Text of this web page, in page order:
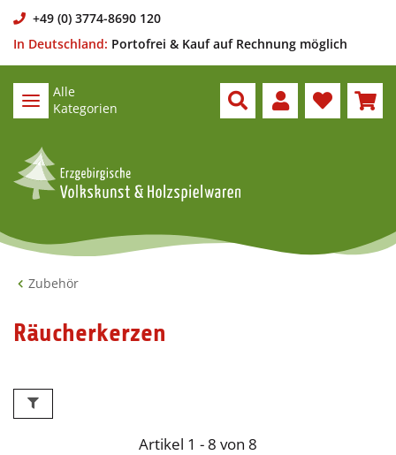
+49 (0) 3774-8690 120
In Deutschland: Portofrei & Kauf auf Rechnung möglich
Alle
Kategorien
Zubehör
Räucherkerzen
Artikel 1 - 8 von 8